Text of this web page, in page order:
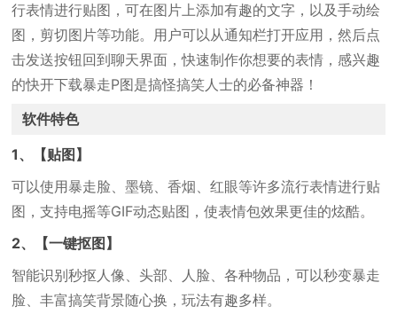
行表情进行贴图，可在图片上添加有趣的文字，以及手动绘
图，剪切图片等功能。用户可以从通知栏打开应用，然后点
击发送按钮回到聊天界面，快速制作你想要的表情，感兴趣
的快开下载暴走P图是搞怪搞笑人士的必备神器！
软件特色
1、【贴图】
可以使用暴走脸、墨镜、香烟、红眼等许多流行表情进行贴
图，支持电摇等GIF动态贴图，使表情包效果更佳的炫酷。
2、【一键抠图】
智能识别秒抠人像、头部、人脸、各种物品，可以秒变暴走
脸、丰富搞笑背景随心换，玩法有趣多样。